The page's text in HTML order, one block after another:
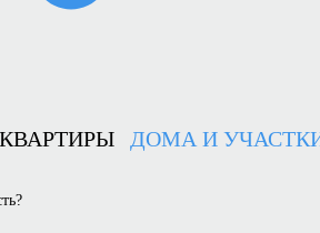
КВАРТИРЫ ДОМА И